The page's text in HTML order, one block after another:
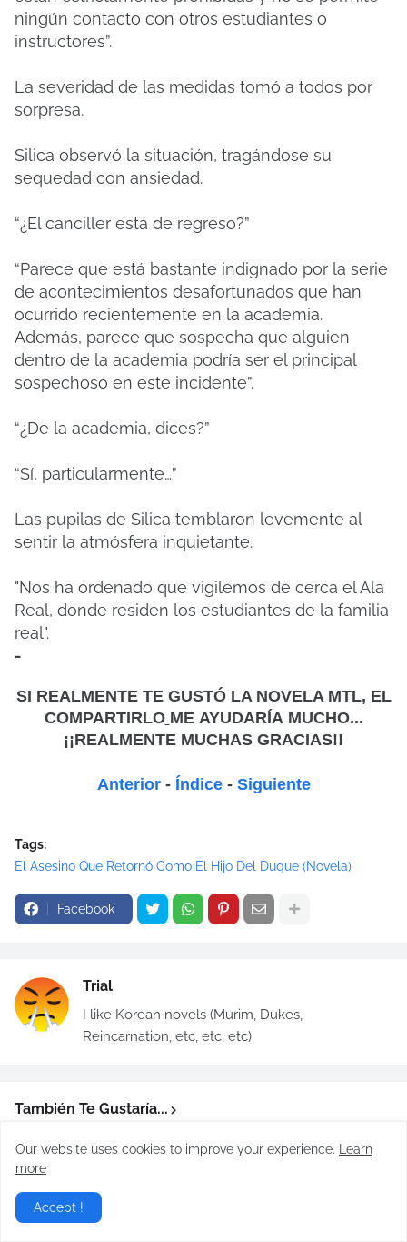
ningún contacto con otros estudiantes o
instructores”.
La severidad de las medidas tomó a todos por
sorpresa.
Silica observó la situación, tragándose su
sequedad con ansiedad.
“¿El canciller está de regreso?”
“Parece que está bastante indignado por la serie
de acontecimientos desafortunados que han
ocurrido recientemente en la academia.
Además, parece que sospecha que alguien
dentro de la academia podría ser el principal
sospechoso en este incidente”.
“¿De la academia, dices?”
“Sí, particularmente…”
Las pupilas de Silica temblaron levemente al
sentir la atmósfera inquietante.
"Nos ha ordenado que vigilemos de cerca el Ala
Real, donde residen los estudiantes de la familia
real".
-
SI REALMENTE TE GUSTÓ LA NOVELA MTL, EL
COMPARTIRLO ME AYUDARÍA MUCHO...
¡¡REALMENTE MUCHAS GRACIAS!!
Anterior - Índice - Siguiente
Tags:
El Asesino Que Retornó Como El Hijo Del Duque (Novela)
Facebook
Trial
I like Korean novels (Murim, Dukes,
Reincarnation, etc, etc, etc)
También Te Gustaría...
Our website uses cookies to improve your experience.
Learn
more
Accept !